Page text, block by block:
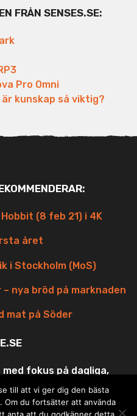
FRÅN SENSES.SE:
Pro Omni
kunskap så viktig?
(8 feb 21) i 4K
året
i Stockholm (MoS)
nya bröd på marknaden
mat på Söder
fokus på dagliga,
med fina
och
till att vi ger dig den bästa
Om du fortsätter att använda